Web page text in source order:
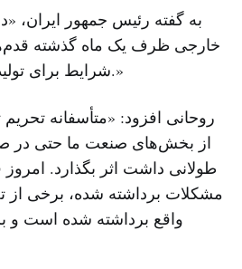
به گفته رئیس جمهور ایران،
خارجی ظرف یک ماه گذشته
شرایط برای تولید مناسب‌تر شده است.»
روحانی افزود: «متأسفانه
از بخش‌های صنعت ما حتی در
طولانی داشت اثر بگذارد.
مشکلات برداشته شده، برخی از
واقع برداشته شده است و